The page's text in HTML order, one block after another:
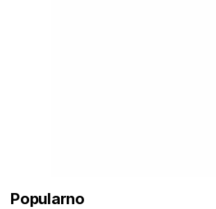
Popularno